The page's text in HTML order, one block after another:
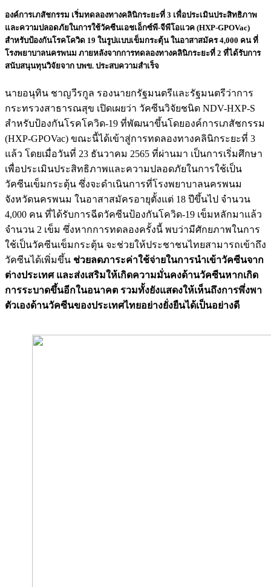
องค์การเภสัชกรรม เริ่มทดลองทางคลินิกระยะที่ 3 เพื่อประเมินประสิทธิภาพ
และความปลอดภัยในการใช้วัคซีนเอชเอ็กซ์พี-จีพีโอแวค (HXP-GPOVac)
สำหรับป้องกันโรคโควิด 19 ในรูปแบบเข็มกระตุ้น ในอาสาสมัคร 4,000 คน ที่
โรงพยาบาลนครพนม ภายหลังจากการทดลองทางคลินิกระยะที่ 2 ที่ได้รับการ
สนับสนุนทุนวิจัยจาก บพข. ประสบความสำเร็จ
นายอนุทิน ชาญวีรกูล รองนายกรัฐมนตรีและรัฐมนตรีว่าการ
กระทรวงสาธารณสุข เปิดเผยว่า วัคซีนวิจัยชนิด NDV-HXP-S
สำหรับป้องกันโรคโควิด-19 ที่พัฒนาขึ้นโดยองค์การเภสัชกรรม
(HXP-GPOVac) ขณะนี้ได้เข้าสู่การทดลองทางคลินิกระยะที่ 3
แล้ว โดยเมื่อวันที่ 23 ธันวาคม 2565 ที่ผ่านมา เป็นการเริ่มศึกษา
เพื่อประเมินประสิทธิภาพและความปลอดภัยในการใช้เป็น
วัคซีนเข็มกระตุ้น ซึ่งจะดำเนินการที่โรงพยาบาลนครพนม
จังหวัดนครพนม ในอาสาสมัครอายุตั้งแต่ 18 ปีขึ้นไป จำนวน
4,000 คน ที่ได้รับการฉีดวัคซีนป้องกันโควิด-19 เข็มหลักมาแล้ว
จำนวน 2 เข็ม ซึ่งหากการทดลองครั้งนี้ พบว่ามีศักยภาพในการ
ใช้เป็นวัคซีนเข็มกระตุ้น จะช่วยให้ประชาชนไทยสามารถเข้าถึง
วัคซีนได้เพิ่มขึ้น ช่วยลดภาระค่าใช้จ่ายในการนำเข้าวัคซีนจาก
ต่างประเทศ และส่งเสริมให้เกิดความมั่นคงด้านวัคซีนหากเกิด
การระบาดขึ้นอีกในอนาคต รวมทั้งยังแสดงให้เห็นถึงการพึ่งพา
ตัวเองด้านวัคซีนของประเทศไทยอย่างยั่งยืนได้เป็นอย่างดี